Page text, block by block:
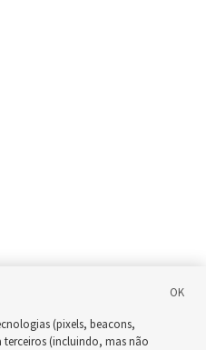
(pixels, beacons,
terceiros (incluindo, mas não